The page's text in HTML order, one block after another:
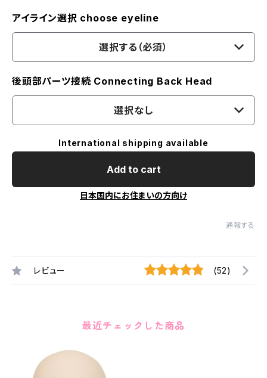
アイライン選択 choose eyeline
選択する（必須）
後頭部パーツ接続 Connecting Back Head
選択なし
International shipping available
Add to cart
日本国内にお住まいの方向け
通報する
レビュー (52)
最近チェックした商品